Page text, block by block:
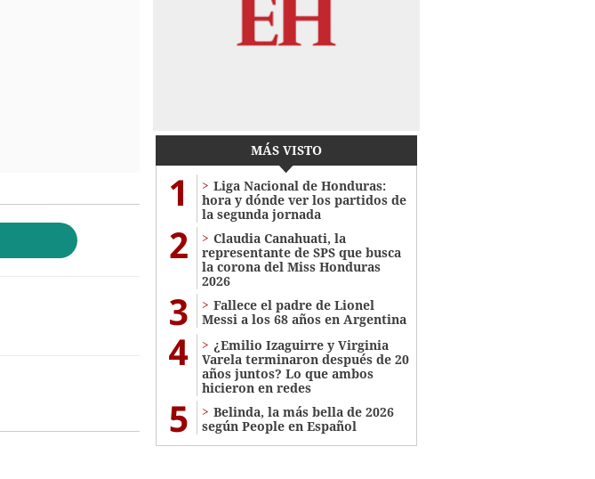
MÁS VISTO
1
Liga Nacional de Honduras:
hora y dónde ver los partidos de
la segunda jornada
2
Claudia Canahuati, la
representante de SPS que busca
la corona del Miss Honduras
2026
3
Fallece el padre de Lionel
Messi a los 68 años en Argentina
4
¿Emilio Izaguirre y Virginia
Varela terminaron después de 20
años juntos? Lo que ambos
hicieron en redes
5
Belinda, la más bella de 2026
según People en Español